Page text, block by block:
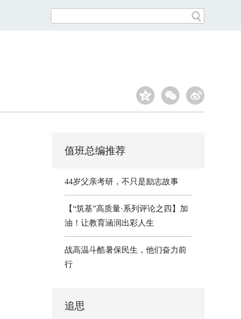
值班总编推荐
44岁父亲考研，不只是励志故事
【“筑基”高质量·系列评论之四】加
油！让教育涵润出彩人生
战高温斗酷暑保民生，他们奋力前
行
追思